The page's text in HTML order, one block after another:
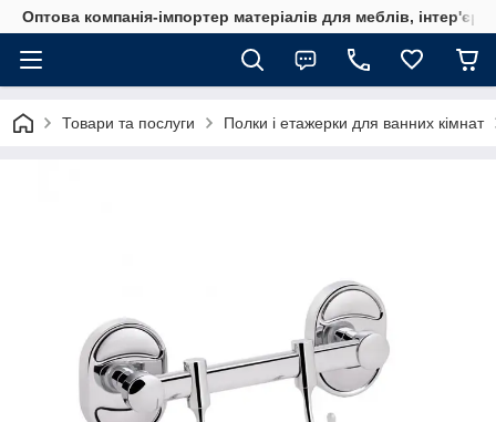
Оптова компанія-імпортер матеріалів для меблів, інтер'єру
Товари та послуги Полки і етажерки для ванних кімнат